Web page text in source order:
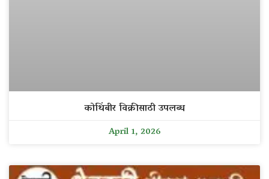
कोथिंबीर विक्रीसाठी उपलब्ध
April 1, 2026